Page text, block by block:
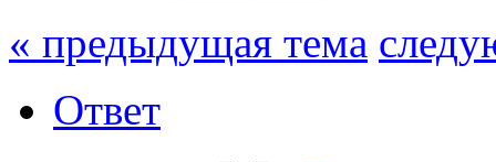
« предыдущая тема
Ответ